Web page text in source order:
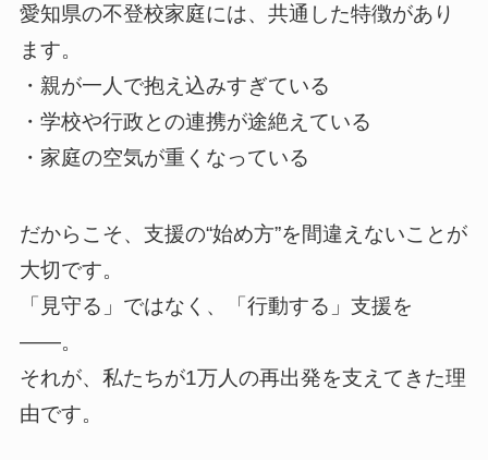
愛知県の不登校家庭には、共通した特徴があり
ます。
・親が一人で抱え込みすぎている
・学校や行政との連携が途絶えている
・家庭の空気が重くなっている
だからこそ、支援の“始め方”を間違えないことが
大切です。
「見守る」ではなく、「行動する」支援を
——。
それが、私たちが1万人の再出発を支えてきた理
由です。